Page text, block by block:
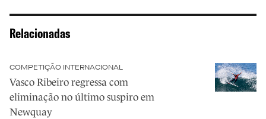
Relacionadas
COMPETIÇÃO INTERNACIONAL
Vasco Ribeiro regressa com
eliminação no último suspiro em
Newquay